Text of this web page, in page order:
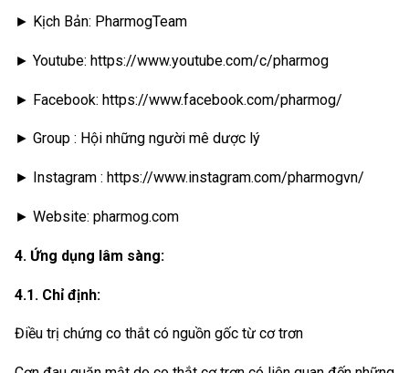
► Kịch Bản: PharmogTeam
► Youtube: https://www.youtube.com/c/pharmog
► Facebook: https://www.facebook.com/pharmog/
► Group : Hội những người mê dược lý
► Instagram : https://www.instagram.com/pharmogvn/
► Website: pharmog.com
4. Ứng dụng lâm sàng:
4.1. Chỉ định:
Điều trị chứng co thắt có nguồn gốc từ cơ trơn